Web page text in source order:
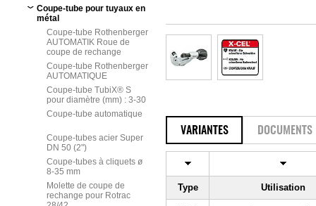
Coupe-tube pour tuyaux en
métal
Coupe-tube Rothenberger
AUTOMATIK Roue de
coupe de rechange
Coupe-tube Rothenberger
AUTOMATIQUE
Coupe-tube TubiX® S
pour diamètre (mm) : 3-30
Coupe-tube automatique
Coupe-tubes acier Super
DN 50 (2")
Coupe-tubes à cliquets ø
8-35 mm
Molette de coupe de
rechange pour Rotrac
VARIANTES DOCUMENTS
Type Utilisation